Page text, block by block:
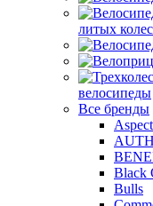
литых
велосипеды
Все бренды
Aspect
Black
Bulls